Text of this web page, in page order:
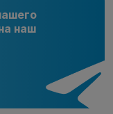
наш